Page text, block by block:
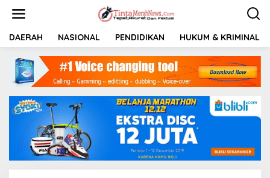
t
DAERAH NASIONAL PENDIDIKAN HUKUM & KRIMINAL